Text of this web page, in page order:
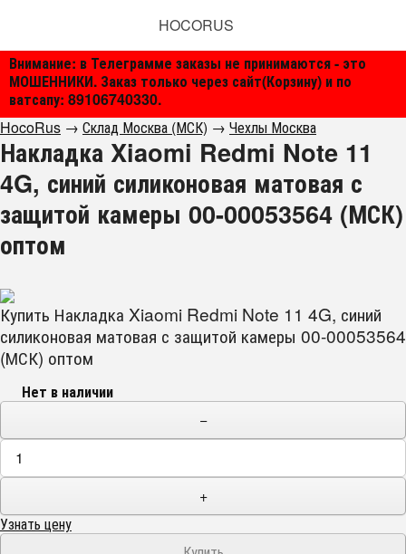
Внимание: в Телеграмме заказы не принимаются - это
МОШЕННИКИ. Заказ только через сайт(Корзину) и по
ватсапу: 89106740330.
HOCORUS
HocoRus → Склад Москва (МСК) → Чехлы Москва
Накладка Xiaomi Redmi Note 11
4G, синий силиконовая матовая с
защитой камеры 00-00053564 (МСК)
оптом
Купить Накладка Xiaomi Redmi Note 11 4G, синий
силиконовая матовая с защитой камеры 00-00053564
(МСК) оптом
Нет в наличии
−
+
Узнать цену